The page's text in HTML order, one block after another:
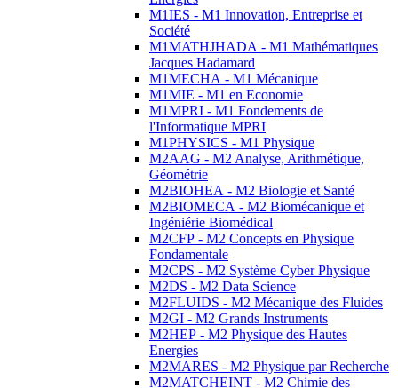
M1IES - M1 Innovation, Entreprise et
Société
M1MATHJHADA - M1 Mathématiques
Jacques Hadamard
M1MECHA - M1 Mécanique
M1MIE - M1 en Economie
M1MPRI - M1 Fondements de
l'Informatique MPRI
M1PHYSICS - M1 Physique
M2AAG - M2 Analyse, Arithmétique,
Géométrie
M2BIOHEA - M2 Biologie et Santé
M2BIOMECA - M2 Biomécanique et
Ingéniérie Biomédical
M2CFP - M2 Concepts en Physique
Fondamentale
M2CPS - M2 Système Cyber Physique
M2DS - M2 Data Science
M2FLUIDS - M2 Mécanique des Fluides
M2GI - M2 Grands Instruments
M2HEP - M2 Physique des Hautes
Energies
M2MARES - M2 Physique par Recherche
M2MATCHEINT - M2 Chimie des